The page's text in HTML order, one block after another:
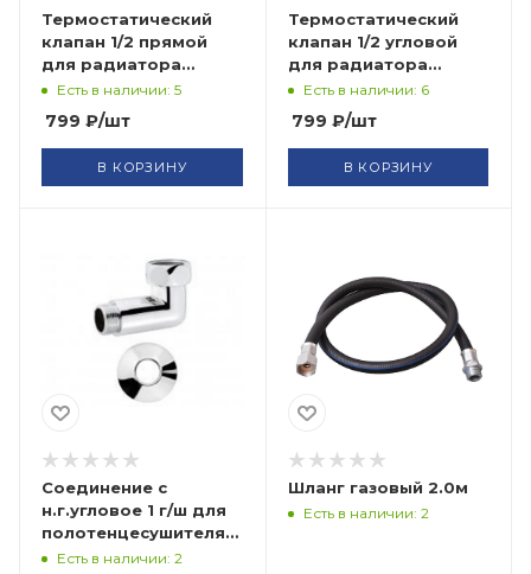
Термостатический
клапан 1/2 прямой
для радиатора
ручной СТМ (2)
Есть в наличии: 5
799 ₽/шт
В КОРЗИНУ
Термостатический
клапан 1/2 угловой
для радиатора
ручной СТМ
Есть в наличии: 6
799 ₽/шт
В КОРЗИНУ
Соединение с
н.г.угловое 1 г/ш для
полотенцесушителя
Chrome ProFactor
Есть в наличии: 2
Шланг газовый 2.0м
Есть в наличии: 2